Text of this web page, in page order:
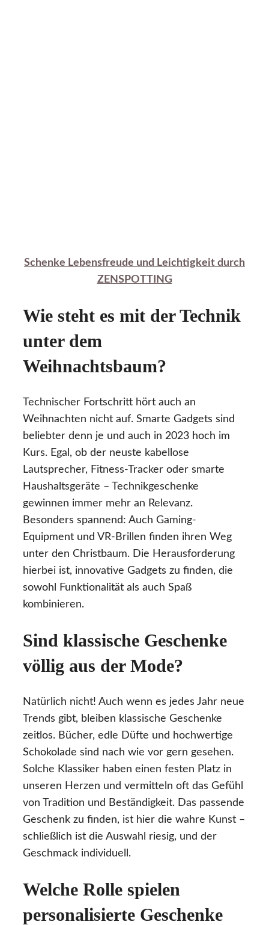
Schenke Lebensfreude und Leichtigkeit durch
ZENSPOTTING
Wie steht es mit der Technik
unter dem
Weihnachtsbaum?
Technischer Fortschritt hört auch an
Weihnachten nicht auf. Smarte Gadgets sind
beliebter denn je und auch in 2023 hoch im
Kurs. Egal, ob der neuste kabellose
Lautsprecher, Fitness-Tracker oder smarte
Haushaltsgeräte – Technikgeschenke
gewinnen immer mehr an Relevanz.
Besonders spannend: Auch Gaming-
Equipment und VR-Brillen finden ihren Weg
unter den Christbaum. Die Herausforderung
hierbei ist, innovative Gadgets zu finden, die
sowohl Funktionalität als auch Spaß
kombinieren.
Sind klassische Geschenke
völlig aus der Mode?
Natürlich nicht! Auch wenn es jedes Jahr neue
Trends gibt, bleiben klassische Geschenke
zeitlos. Bücher, edle Düfte und hochwertige
Schokolade sind nach wie vor gern gesehen.
Solche Klassiker haben einen festen Platz in
unseren Herzen und vermitteln oft das Gefühl
von Tradition und Beständigkeit. Das passende
Geschenk zu finden, ist hier die wahre Kunst –
schließlich ist die Auswahl riesig, und der
Geschmack individuell.
Welche Rolle spielen
personalisierte Geschenke